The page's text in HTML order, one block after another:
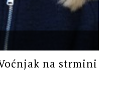
na strmini